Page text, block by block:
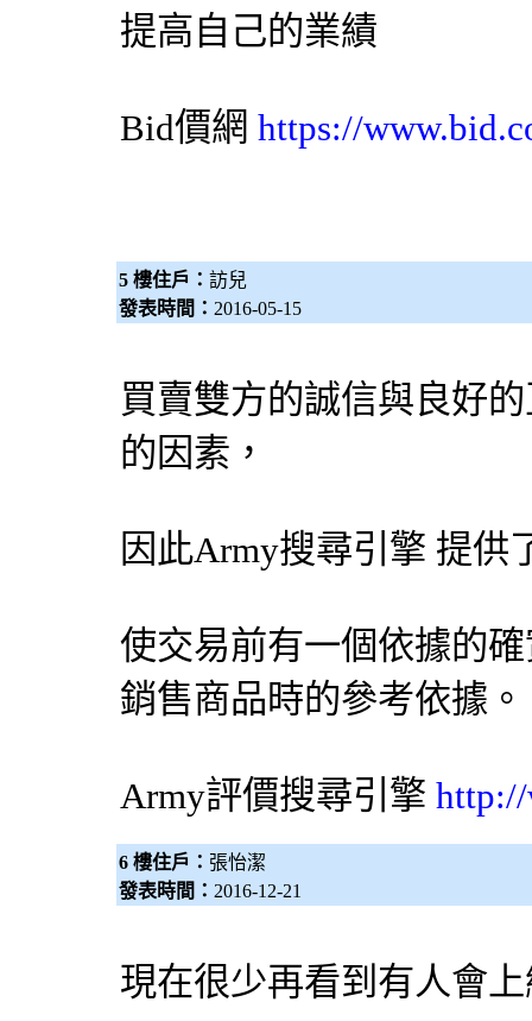
提高自己的業績
Bid價網 https://
5 樓住戶： 訪兒
發表時間： 2016-05-15
買賣雙方的誠信與良好
的因素，
因此Army搜尋引擎 提供
使交易前有一個依據的
銷售商品時的參考依據。
Army評價搜尋引擎
6 樓住戶： 張怡潔
發表時間： 2016-12-21
現在很少再看到有人會